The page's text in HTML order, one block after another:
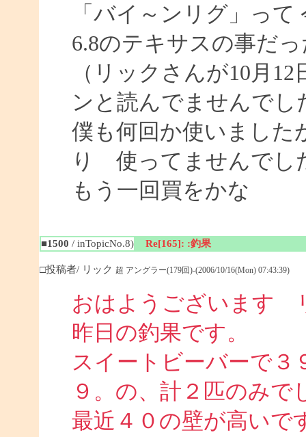
「バイ～ンリグ」っ
6.8のテキサスの事だ
（リックさんが10月
ンと読んでませんでし
僕も何回か使いました
り 使ってませんでし
もう一回買をかな
■1500 / inTopicNo.8) Re[165]: :釣果
□投稿者/ リック 超 アングラー(179回)-(2006/10/16(Mon) 07:43:39)
おはようございます
昨日の釣果です。
スイートビーバーで３
９。の、計２匹のみで
最近４０の壁が高いで